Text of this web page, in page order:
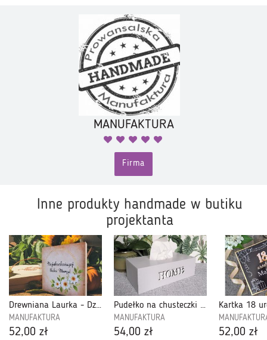
MANUFAKTURA
Firma
Inne produkty handmade w butiku
projektanta
Drewniana Laurka - Dzień Babci i Dziadka -1B
MANUFAKTURA
52,00 zł
Pudełko na chusteczki Szare- Home-06
MANUFAKTURA
54,00 zł 52,00 zł